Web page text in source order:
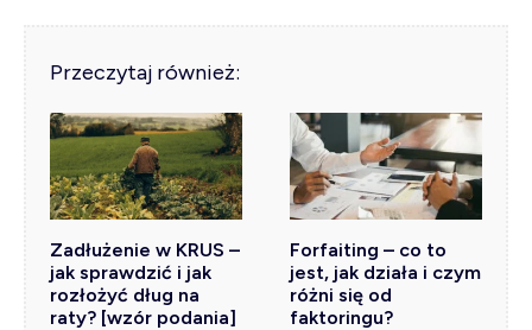
Przeczytaj również:
Zadłużenie w KRUS –
jak sprawdzić i jak
rozłożyć dług na
raty? [wzór podania]
Forfaiting – co to
jest, jak działa i czym
różni się od
faktoringu?